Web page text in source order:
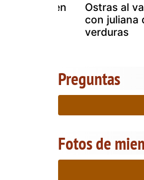
en
Ostras al
con juliana
verduras
Preguntas
Fotos de